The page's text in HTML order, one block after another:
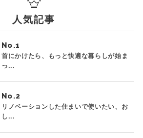
人気記事
No.
首にかけたら、もっと快適な暮らしが始ま
っ...
No.
リノベーションした住まいで使いたい、お
し...